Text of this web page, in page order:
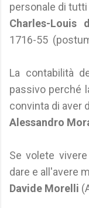
personale di
Charles-Louis
1716-55
La contabilità
passivo perché
convinta di aver
Alessandro
Se volete
dare e all'avere
Davide Morelli